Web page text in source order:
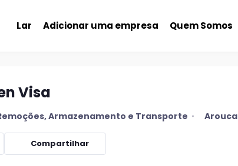
Lar Adicionar uma empresa Quem Somos
Visa
Armazenamento e Transporte Arouca
Compartilhar